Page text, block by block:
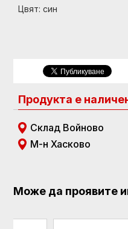
Цвят: син
Продукта е
Склад Войново
М-н Хасково
Може да проявите